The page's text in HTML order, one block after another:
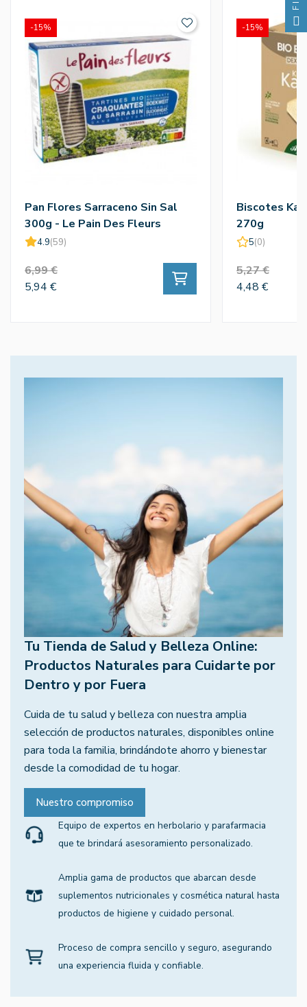
Pan Flores Sarraceno Sin Sal
300g - Le Pain Des Fleurs
4.9(59)
6,99 €
5,94 €
-15%
Biscotes
270g
5(0)
5,27 €
4,48 €
-15%
Tu Tienda de Salud y Belleza Online:
Productos Naturales para Cuidarte por
Dentro y por Fuera
Cuida de tu salud y belleza con nuestra amplia
selección de productos naturales, disponibles online
para toda la familia, brindándote ahorro y bienestar
desde la comodidad de tu hogar.
Nuestro compromiso
Equipo de expertos en herbolario y parafarmacia
que te brindará asesoramiento personalizado.
Amplia gama de productos que abarcan desde
suplementos nutricionales y cosmética natural hasta
productos de higiene y cuidado personal.
Proceso de compra sencillo y seguro, asegurando
una experiencia fluida y confiable.